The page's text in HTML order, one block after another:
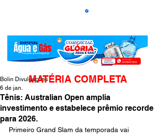
Tênis: Australian Open amplia
investimento e estabelece prêmio recorde
para 2026.
Bolin Divulgações
6 de jan.
Primeiro Grand Slam da temporada vai
MATÉRIA COMPLETA